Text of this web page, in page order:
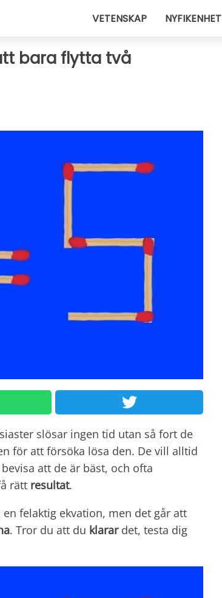
VETENSKAP NYFIKENHET
bara flytta två
slösar ingen tid utan så fort de
för att försöka lösa den. De vill alltid
att de är bäst, och ofta
rätt resultat.
felaktig ekvation, men det går att
. Tror du att du klarar det, testa dig